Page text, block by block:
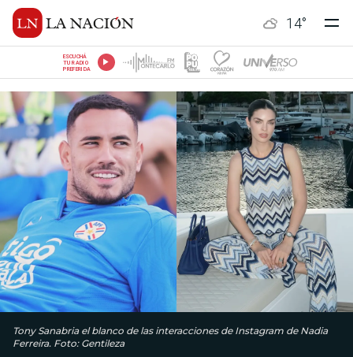
14°
ESCUCHÁ
TU RADIO
PREFERIDA
Tony Sanabria el blanco de las interacciones de Instagram de Nadia
Ferreira. Foto: Gentileza